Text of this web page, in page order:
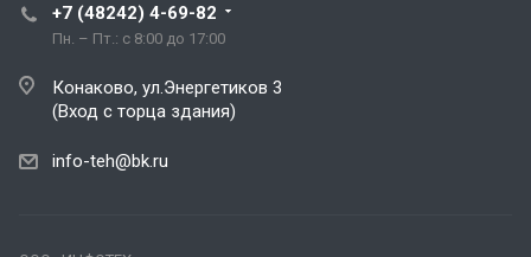
+7 (48242) 4-69-82
Пн. – Пт.: с 8:00 до 17:00
Конаково, ул.Энергетиков 3
(Вход с торца здания)
info-teh@bk.ru